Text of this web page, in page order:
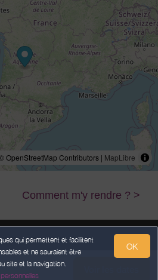
qui permettent et facilitent
et ne sauraient être
site et la navigation.
OK
OpenStreetMap Contributors | MapLibre
Comment m'y rendre ? >
Données Personnelles
Générales de Vente
destinés